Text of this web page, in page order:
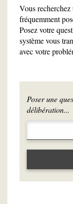
Vous
fréquemment
Posez votre
système vous
avec votre
Poser une
délibération...